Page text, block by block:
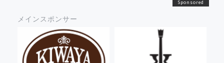
メインスポンサー